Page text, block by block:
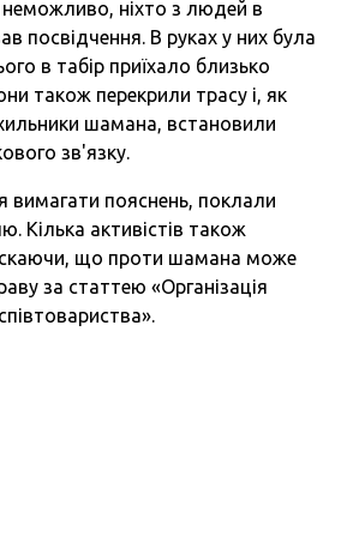
ніхто з людей в
посвідчення. В руках у них була
в табір приїхало близько
також перекрили трасу і, як
шамана, встановили
зв'язку.
вимагати пояснень, поклали
Кілька активістів також
що проти шамана може
за статтею «Організація